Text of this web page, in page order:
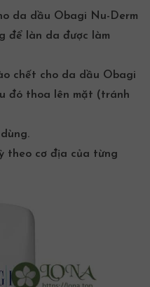
da dầu Obagi Nu-Derm
để làn da được làm
chết cho da dầu Obagi
đó thoa lên mặt (tránh
theo cơ địa của từng